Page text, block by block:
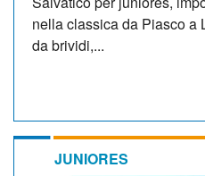
nella classica da Piasco a
da brividi,...
JUNIORES